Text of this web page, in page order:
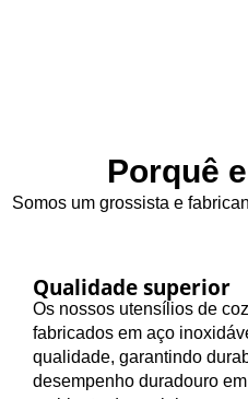
Porquê
Somos um grossista e
Qualidade superior
Os nossos utensílios de
fabricados em aço
qualidade, garantindo
desempenho duradouro